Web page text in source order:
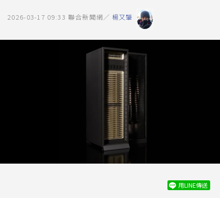
2026-03-17 09:33 聯合新聞網／ 楊又肇
用LINE傳送